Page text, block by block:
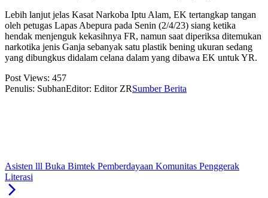
Lebih lanjut jelas Kasat Narkoba Iptu Alam, EK tertangkap tangan
oleh petugas Lapas Abepura pada Senin (2/4/23) siang ketika
hendak menjenguk kekasihnya FR, namun saat diperiksa ditemukan
narkotika jenis Ganja sebanyak satu plastik bening ukuran sedang
yang dibungkus didalam celana dalam yang dibawa EK untuk YR.
Post Views: 457
Penulis: SubhanEditor: Editor ZRSumber Berita
Asisten lll Buka Bimtek Pemberdayaan Komunitas Penggerak
Literasi